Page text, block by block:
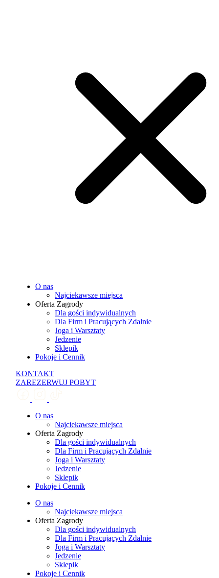
O nas
Najciekawsze miejsca
Oferta Zagrody
Dla gości indywidualnych
Dla Firm i Pracujących Zdalnie
Joga i Warsztaty
Jedzenie
Sklepik
Pokoje i Cennik
KONTAKT
ZAREZERWUJ POBYT
O nas
Najciekawsze miejsca
Oferta Zagrody
Dla gości indywidualnych
Dla Firm i Pracujących Zdalnie
Joga i Warsztaty
Jedzenie
Sklepik
Pokoje i Cennik
O nas
Najciekawsze miejsca
Oferta Zagrody
Dla gości indywidualnych
Dla Firm i Pracujących Zdalnie
Joga i Warsztaty
Jedzenie
Sklepik
Pokoje i Cennik